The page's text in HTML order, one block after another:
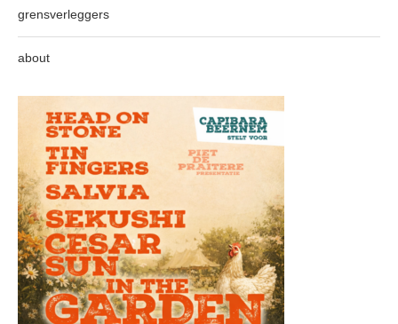
grensverleggers
about